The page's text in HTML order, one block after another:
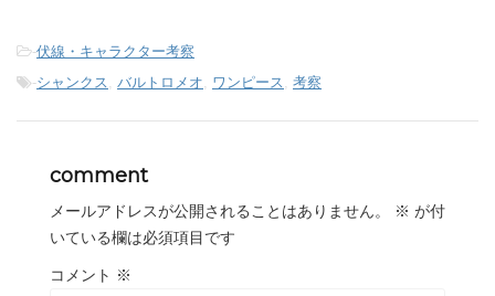
-伏線・キャラクター考察
-シャンクス, バルトロメオ, ワンピース, 考察
comment
メールアドレスが公開されることはありません。 ※ が付
いている欄は必須項目です
コメント ※